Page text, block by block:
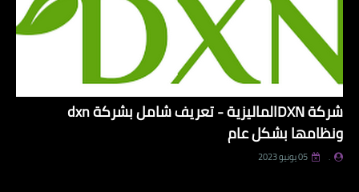
شركة DXNالماليزية - تعريف شامل بشركة dxn
ونظامها بشكل عام
. 05 يونيو 2023